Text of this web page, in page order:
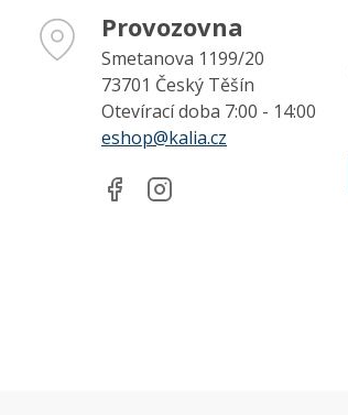
Provozovna
Smetanova 1199/20
73701 Český Těšín
Otevírací doba 7:00 - 14:00
eshop@kalia.cz